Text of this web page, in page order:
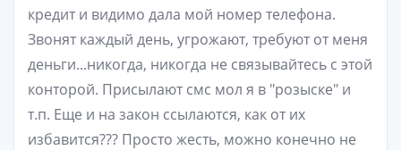
кредит и видимо дала мой номер телефона.
Звонят каждый день, угрожают, требуют от меня
деньги...никогда, никогда не связывайтесь с этой
конторой. Присылают смс мол я в "розыске" и
т.п. Еще и на закон ссылаются, как от их
избавится??? Просто жесть, можно конечно не